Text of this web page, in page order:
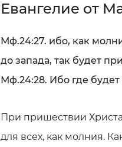
Евангелие от
Мф.24:27. ибо, как
до запада, так будет
Мф.24:28. Ибо где будет
При пришествии
для всех, как молния.